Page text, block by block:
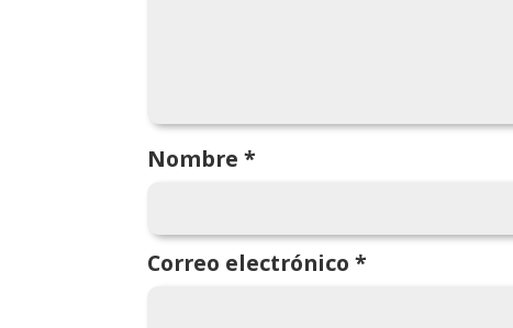
Nombre*
Correo electrónico*